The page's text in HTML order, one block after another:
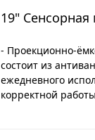
19"
- Проекционно-
состоит из
ежедневного
корректной